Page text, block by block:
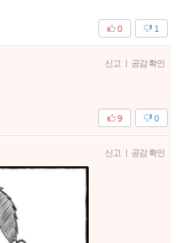
1
0
신고 | 공감 확인
0
9
신고 | 공감 확인